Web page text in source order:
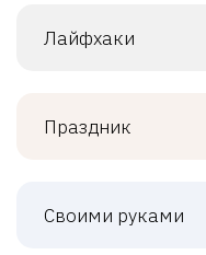
Лайфхаки
Праздник
Своими руками